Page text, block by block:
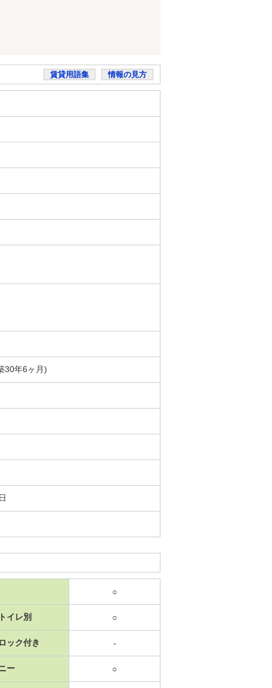
賃貸用語集 情報の見方
30年6ヶ月)
○
イレ別 ○
ック付き -
ー ○